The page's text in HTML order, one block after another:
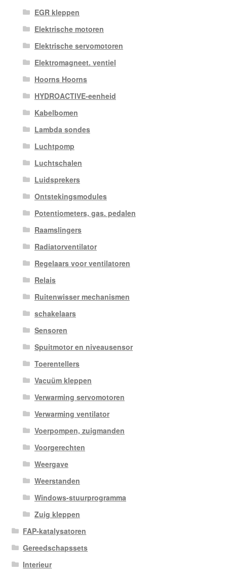
EGR kleppen
Elektrische motoren
Elektrische servomotoren
Elektromagneet. ventiel
Hoorns Hoorns
HYDROACTIVE-eenheid
Kabelbomen
Lambda sondes
Luchtpomp
Luchtschalen
Luidsprekers
Ontstekingsmodules
Potentiometers, gas. pedalen
Raamslingers
Radiatorventilator
Regelaars voor ventilatoren
Relais
Ruitenwisser mechanismen
schakelaars
Sensoren
Spuitmotor en niveausensor
Toerentellers
Vacuüm kleppen
Verwarming servomotoren
Verwarming ventilator
Voerpompen, zuigmanden
Voorgerechten
Weergave
Weerstanden
Windows-stuurprogramma
Zuig kleppen
FAP-katalysatoren
Gereedschapssets
Interieur